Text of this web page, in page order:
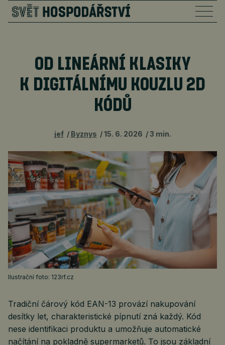
OD LINEÁRNÍ KLASIKY
K DIGITÁLNÍMU KOUZLU 2D
KÓDŮ
jef Byznys 15. 6. 2026 3 min.
Ilustrační foto: 123rf.cz
Tradiční čárový kód EAN-13 provází nakupování
desítky let, charakteristické pípnutí zná každý. Kód
nese identifikaci produktu a umožňuje automatické
načítání na pokladně supermarketů. To jsou základní